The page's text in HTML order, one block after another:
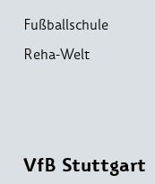
Fußballschule
Reha-Welt
VfB Stuttgart